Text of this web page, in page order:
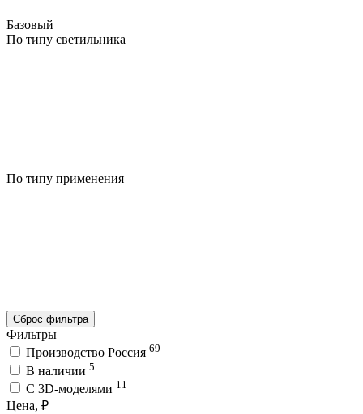
Базовый
По типу светильника
По типу применения
Сброс фильтра
Фильтры
Производство Россия 69
В наличии 5
C 3D-моделями 11
Цена, ₽